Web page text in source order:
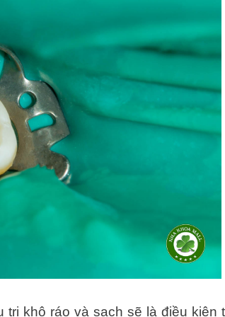
khô ráo và sạch sẽ là điều kiện